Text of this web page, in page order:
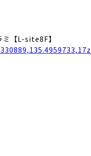
【L-site8F】